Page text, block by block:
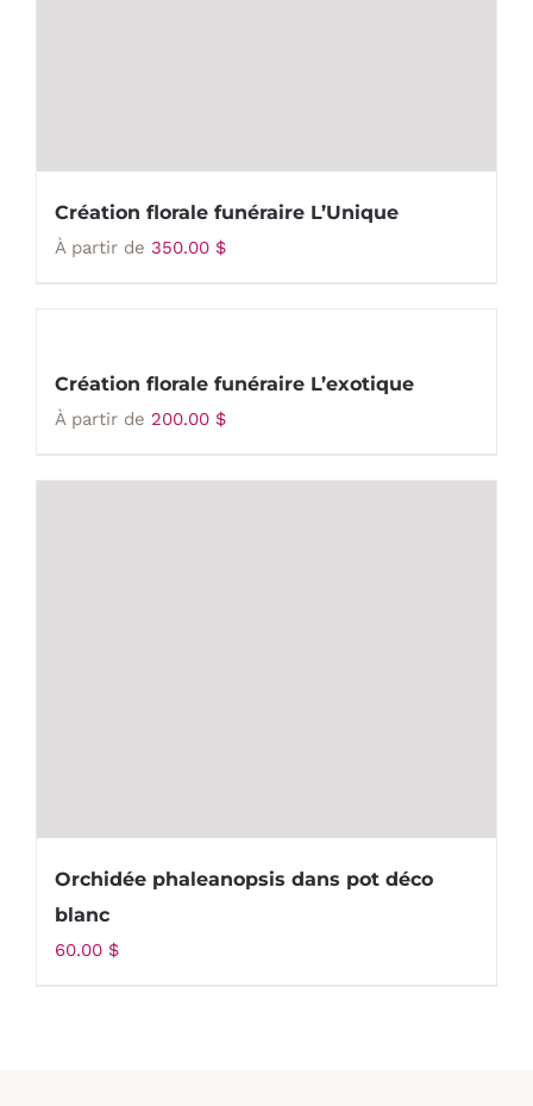
Création florale funéraire L’Unique
À partir de 350.00 $
Création florale funéraire L’exotique
À partir de 200.00 $
Orchidée phaleanopsis dans pot déco
blanc
60.00 $